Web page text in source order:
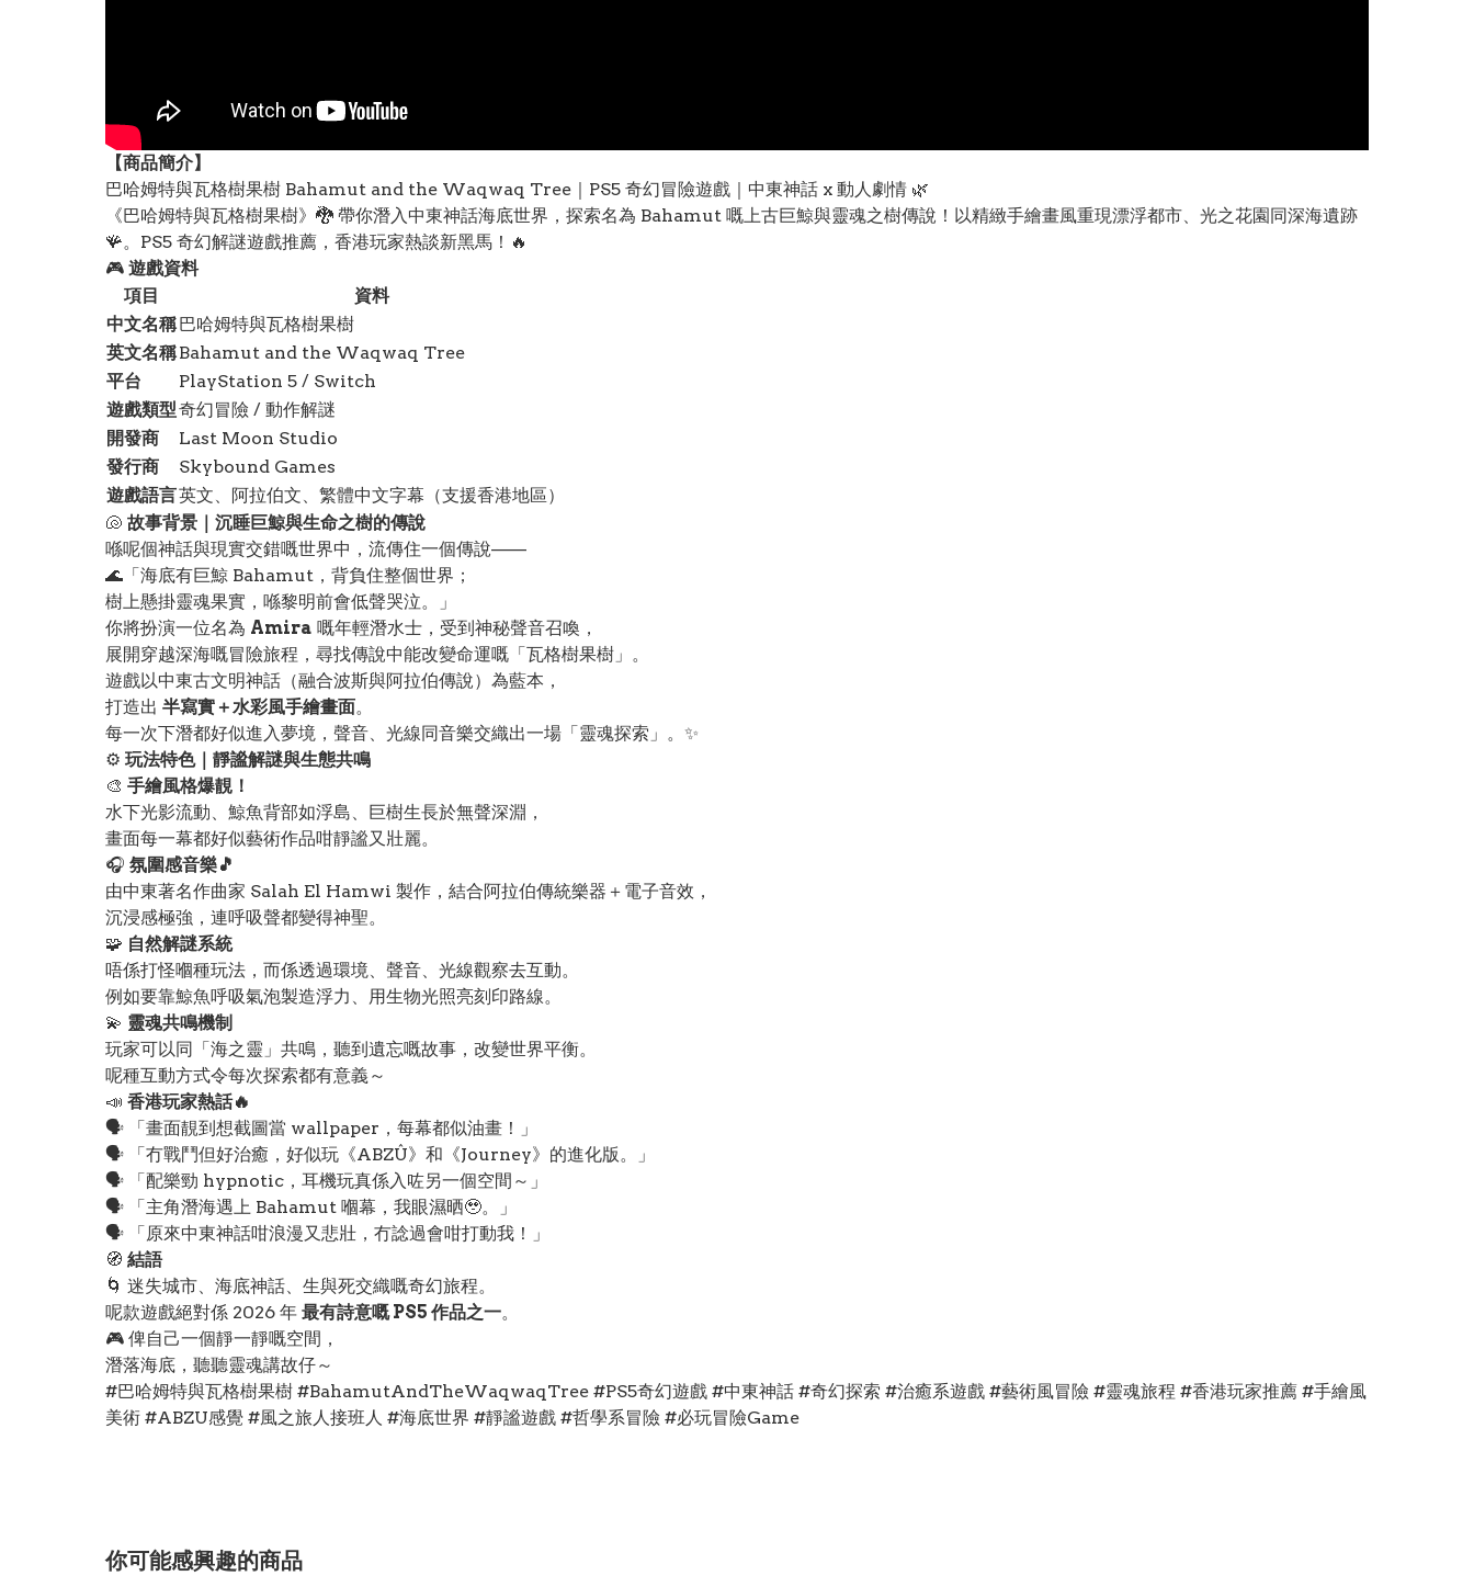
【商品簡介】
巴哈姆特與瓦格樹果樹 Bahamut and the Waqwaq Tree｜PS5 奇幻冒險遊戲｜中東神話 x 動人劇情 🌿
《巴哈姆特與瓦格樹果樹》🐉 帶你潛入中東神話海底世界，探索名為 Bahamut 嘅上古巨鯨與靈魂之樹傳說！以精緻手繪畫風重現漂浮都市、光之花園同深海遺跡
🪸。PS5 奇幻解謎遊戲推薦，香港玩家熱談新黑馬！🔥
🎮 遊戲資料
項目
資料
中文名稱巴哈姆特與瓦格樹果樹
英文名稱Bahamut and the Waqwaq Tree
平台
PlayStation 5 / Switch
遊戲類型奇幻冒險 / 動作解謎
開發商
Last Moon Studio
發行商
Skybound Games
遊戲語言英文、阿拉伯文、繁體中文字幕（支援香港地區）
🐚 故事背景｜沉睡巨鯨與生命之樹的傳說
喺呢個神話與現實交錯嘅世界中，流傳住一個傳說——
🌊「海底有巨鯨 Bahamut，背負住整個世界；
樹上懸掛靈魂果實，喺黎明前會低聲哭泣。」
你將扮演一位名為 Amira 嘅年輕潛水士，受到神秘聲音召喚，
展開穿越深海嘅冒險旅程，尋找傳說中能改變命運嘅「瓦格樹果樹」。
遊戲以中東古文明神話（融合波斯與阿拉伯傳說）為藍本，
打造出 半寫實＋水彩風手繪畫面。
每一次下潛都好似進入夢境，聲音、光線同音樂交織出一場「靈魂探索」。✨
⚙️ 玩法特色｜靜謐解謎與生態共鳴
🎨 手繪風格爆靚！
水下光影流動、鯨魚背部如浮島、巨樹生長於無聲深淵，
畫面每一幕都好似藝術作品咁靜謐又壯麗。
🎧 氛圍感音樂🎵
由中東著名作曲家 Salah El Hamwi 製作，結合阿拉伯傳統樂器＋電子音效，
沉浸感極強，連呼吸聲都變得神聖。
🧩 自然解謎系統
唔係打怪嗰種玩法，而係透過環境、聲音、光線觀察去互動。
例如要靠鯨魚呼吸氣泡製造浮力、用生物光照亮刻印路線。
💫 靈魂共鳴機制
玩家可以同「海之靈」共鳴，聽到遺忘嘅故事，改變世界平衡。
呢種互動方式令每次探索都有意義～
📣 香港玩家熱話🔥
🗣️ 「畫面靚到想截圖當 wallpaper，每幕都似油畫！」
🗣️ 「冇戰鬥但好治癒，好似玩《ABZÛ》和《Journey》的進化版。」
🗣️ 「配樂勁 hypnotic，耳機玩真係入咗另一個空間～」
🗣️ 「主角潛海遇上 Bahamut 嗰幕，我眼濕晒🥹。」
🗣️ 「原來中東神話咁浪漫又悲壯，冇諗過會咁打動我！」
🧭 結語
🌀 迷失城市、海底神話、生與死交織嘅奇幻旅程。
呢款遊戲絕對係 2026 年 最有詩意嘅 PS5 作品之一。
🎮 俾自己一個靜一靜嘅空間，
潛落海底，聽聽靈魂講故仔～
#巴哈姆特與瓦格樹果樹 #BahamutAndTheWaqwaqTree #PS5奇幻遊戲 #中東神話 #奇幻探索 #治癒系遊戲 #藝術風冒險 #靈魂旅程 #香港玩家推薦 #手繪風
美術 #ABZU感覺 #風之旅人接班人 #海底世界 #靜謐遊戲 #哲學系冒險 #必玩冒險Game
你可能感興趣的商品